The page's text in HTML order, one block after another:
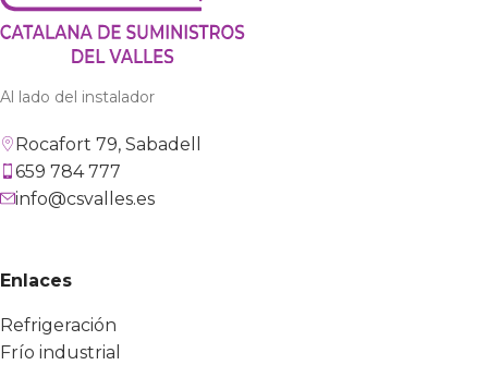
Al lado del instalador
Rocafort 79, Sabadell
659 784 777
info@csvalles.es
Enlaces
Refrigeración
Frío industrial